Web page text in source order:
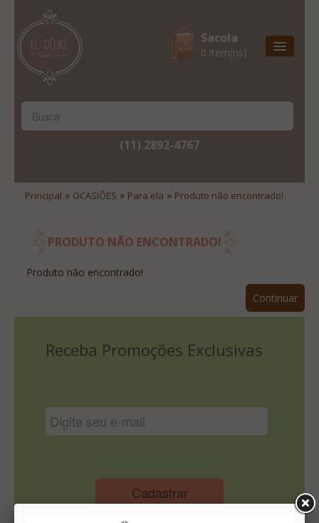
Sacola
0 item(ns)
Natal & 2017
Lista De Desejos
Minha Conta
Site Institucional
Lista De Desejos
(11) 2892-4767
Principal » OCASIÕES » Para ela » Produto não encontrado!
PRODUTO NÃO ENCONTRADO!
Produto não encontrado!
Continuar
Receba Promoções Exclusivas
Cadastrar